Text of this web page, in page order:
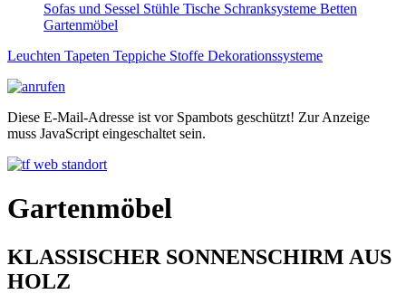
Sofas und Sessel Stühle Tische Schranksysteme Betten
Gartenmöbel
Leuchten Tapeten Teppiche Stoffe Dekorationssysteme
Diese E-Mail-Adresse ist vor Spambots geschützt! Zur Anzeige
muss JavaScript eingeschaltet sein.
Gartenmöbel
KLASSISCHER SONNENSCHIRM AUS
HOLZ